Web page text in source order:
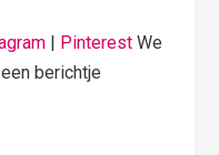
| Pinterest We
berichtje